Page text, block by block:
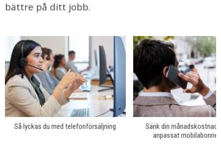
bättre på ditt jobb.
Så lyckas du med telefonförsäljning
Sänk din månadskostnad
anpassat